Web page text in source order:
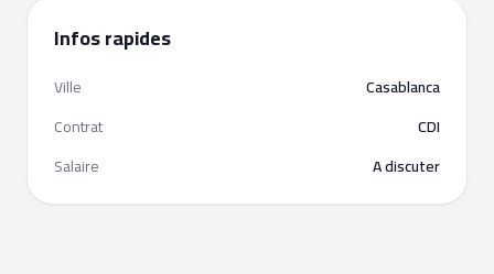
Infos rapides
Ville
Casablanca
Contrat
CDI
Salaire
A discuter